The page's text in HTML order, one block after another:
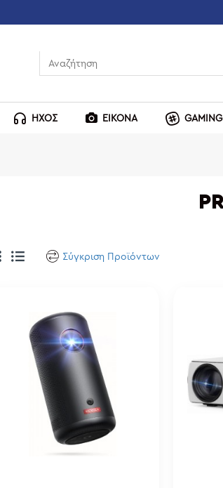
ΗΧΟΣ ΕΙΚΟΝΑ
Σύγκριση Προϊόντων